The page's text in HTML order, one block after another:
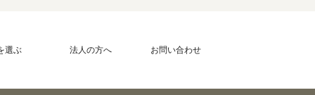
選ぶ 法人の方へ お問い合わせ